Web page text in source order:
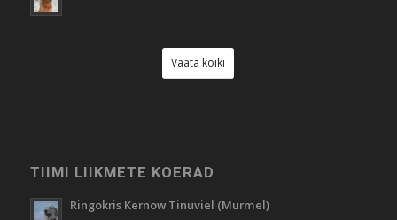
Vaata kõiki
TIIMI LIIKMETE KOERAD
Ringokris Kernow Tinuviel (Murmel)